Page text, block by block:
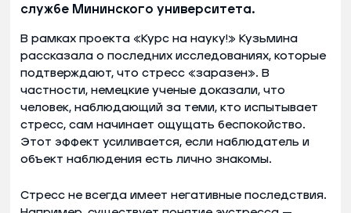
службе Мининского университета.
В рамках проекта «Курс на науку!» Кузьмина
рассказала о последних исследованиях, которые
подтверждают, что стресс «заразен». В
частности, немецкие ученые доказали, что
человек, наблюдающий за теми, кто испытывает
стресс, сам начинает ощущать беспокойство.
Этот эффект усиливается, если наблюдатель и
объект наблюдения есть лично знакомы.
Стресс не всегда имеет негативные последствия.